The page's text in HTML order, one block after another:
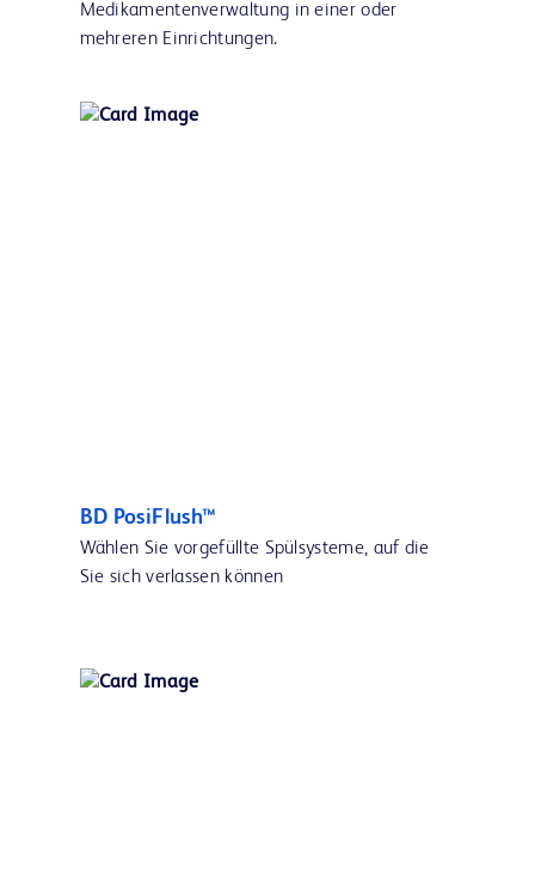
Medikamentenverwaltung in einer oder
mehreren Einrichtungen.
BD PosiFlush™
Wählen Sie vorgefüllte Spülsysteme, auf die
Sie sich verlassen können